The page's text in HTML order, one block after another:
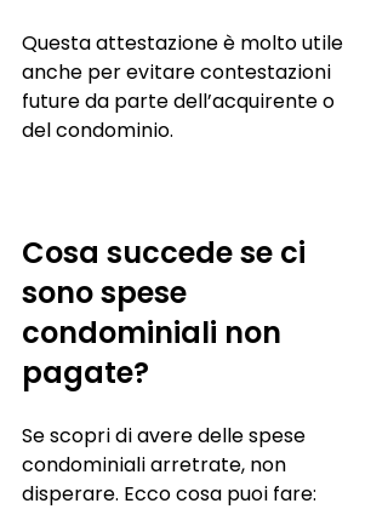
Questa attestazione è molto utile
anche per evitare contestazioni
future da parte dell’acquirente o
del condominio.
Cosa succede se ci
sono spese
condominiali non
pagate?
Se scopri di avere delle spese
condominiali arretrate, non
disperare. Ecco cosa puoi fare: